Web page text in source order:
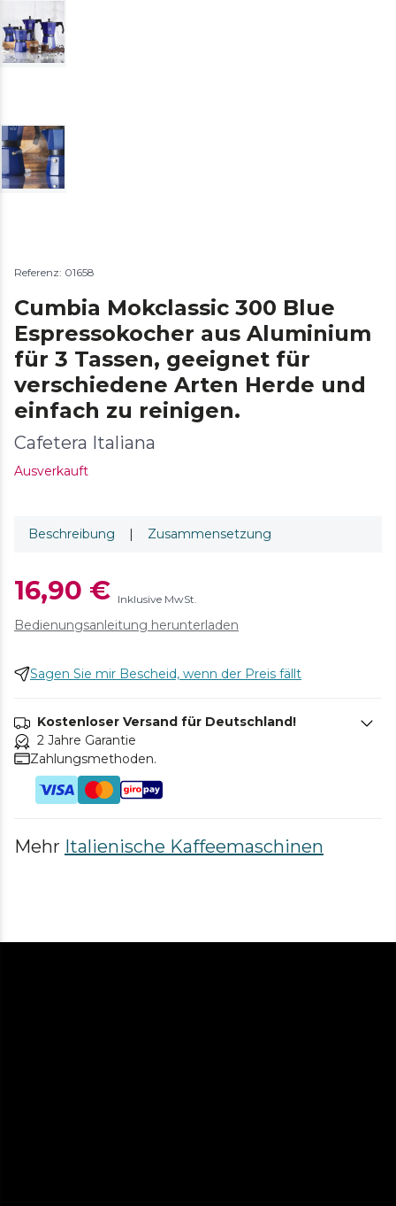
Referenz: 01658
Cumbia Mokclassic 300 Blue
Espressokocher aus Aluminium
für 3 Tassen, geeignet für
verschiedene Arten Herde und
einfach zu reinigen.
Cafetera Italiana
Ausverkauft
Beschreibung | Zusammensetzung
16,90 € Inklusive MwSt.
Bedienungsanleitung herunterladen
Sagen Sie mir Bescheid, wenn der Preis fällt
Kostenloser Versand für Deutschland!
2 Jahre Garantie
Zahlungsmethoden.
Mehr Italienische Kaffeemaschinen